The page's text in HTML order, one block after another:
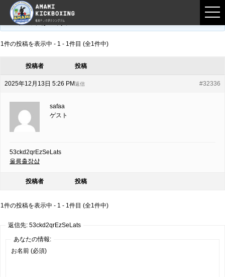
フロントページ › フォーラム
このトピックは空です。
1件の投稿を表示中 - 1 - 1件目 (全1件中)
投稿者 投稿
2025年12月13日 5:26 PM #32336
返信
safaa
ゲスト
53ckd2qrEzSeLats
울릉출장샵
投稿者 投稿
1件の投稿を表示中 - 1 - 1件目 (全1件中)
返信先: 53ckd2qrEzSeLats
あなたの情報:
お名前 (必須)